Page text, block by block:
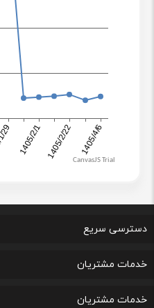
دسترسی سریع
تماس با ما
درباره ما
پرسشهای متداول
اتاق خبر
خدمات مشتریان
قوانین و مقررات مربوط به رعایت
پیگیری خرید و مدت زمان تحویل
لیست علاقه مندی های من
پشتیبانی و ثبت شکایات مصرف
خدمات مشتریان